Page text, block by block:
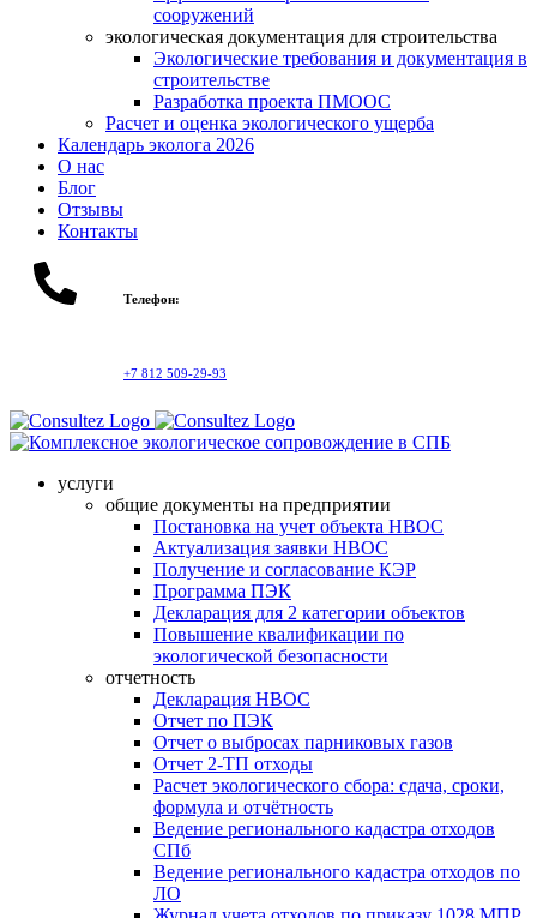
сооружений
экологическая документация для строительства
Экологические требования и документация в
строительстве
Разработка проекта ПМООС
Расчет и оценка экологического ущерба
Календарь эколога 2026
О нас
Блог
Отзывы
Контакты
Телефон:
+7 812 509-29-93
услуги
общие документы на предприятии
Постановка на учет объекта НВОС
Актуализация заявки НВОС
Получение и согласование КЭР
Программа ПЭК
Декларация для 2 категории объектов
Повышение квалификации по
экологической безопасности
отчетность
Декларация НВОС
Отчет по ПЭК
Отчет о выбросах парниковых газов
Отчет 2-ТП отходы
Расчет экологического сбора: сдача, сроки,
формула и отчётность
Ведение регионального кадастра отходов
СПб
Ведение регионального кадастра отходов по
ЛО